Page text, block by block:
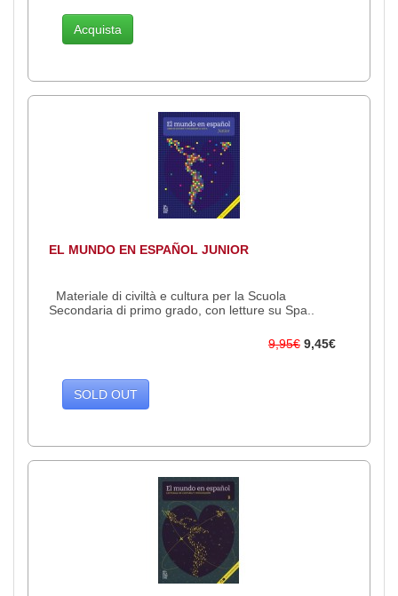
Acquista
EL MUNDO EN ESPAÑOL JUNIOR
Materiale di civiltà e cultura per la Scuola
Secondaria di primo grado, con letture su Spa..
9,95€ 9,45€
SOLD OUT